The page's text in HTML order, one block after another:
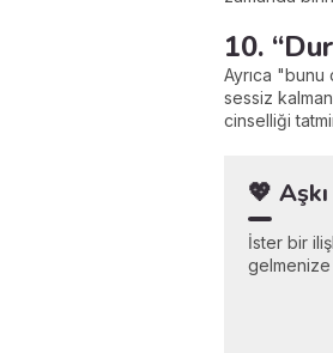
10.
Ayrıca "bunu
sessiz
cinselliği
💖
İster bir
gelmenize